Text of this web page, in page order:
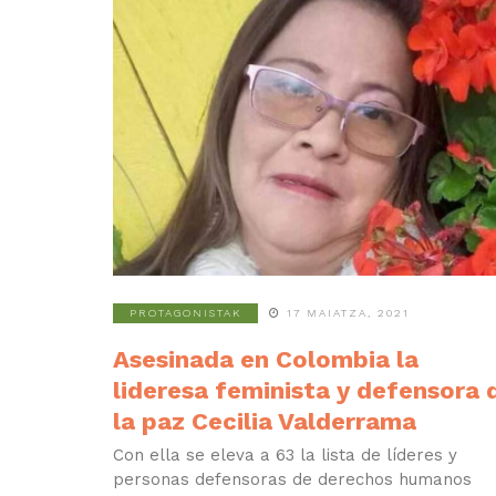
PROTAGONISTAK 17 MAIATZA, 2021
Asesinada en Colombia la
lideresa feminista y defensora
la paz Cecilia Valderrama
Con ella se eleva a 63 la lista de líderes y
personas defensoras de derechos humanos